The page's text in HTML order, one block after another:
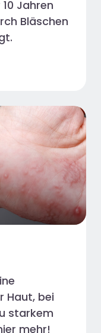
Jahren
Bläschen
Haut, bei
starkem
mehr!